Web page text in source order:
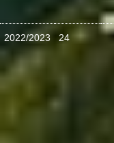
2022/2023 24